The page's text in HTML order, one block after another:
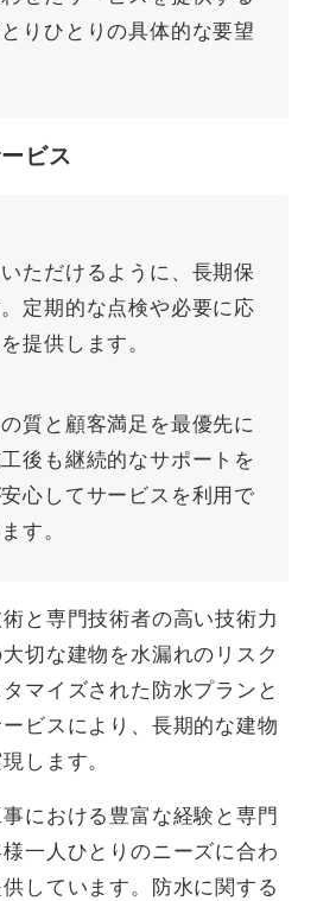
りひとりの具体的な要望
ビス
ただけるように、長期保
定期的な点検や必要に応
提供します。
質と顧客満足を最優先に
後も継続的なサポートを
心してサービスを利用で
す。
と専門技術者の高い技術力
切な建物を水漏れのリスク
マイズされた防水プランと
ビスにより、長期的な建物
します。
における豊富な経験と専門
一人ひとりのニーズに合わ
しています。防水に関する